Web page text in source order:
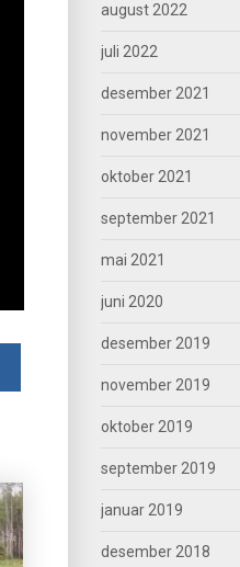
august 2022
juli 2022
desember 2021
november 2021
oktober 2021
september 2021
mai 2021
juni 2020
desember 2019
november 2019
oktober 2019
september 2019
januar 2019
desember 2018